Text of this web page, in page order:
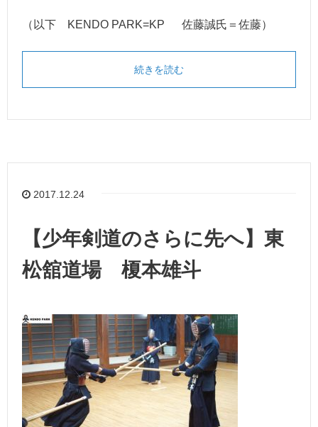
（以下 KENDO PARK=KP 佐藤誠氏＝佐藤）
続きを読む
2017.12.24
【少年剣道のさらに先へ】東
松舘道場 榎本雄斗